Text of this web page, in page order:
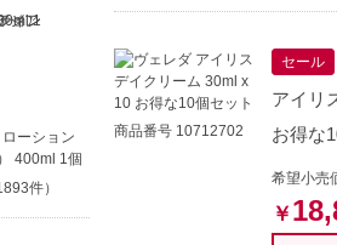
商品番号 10712702
セール
アイリ
お得な
希望小売
￥
ーション
400ml 1個
件）